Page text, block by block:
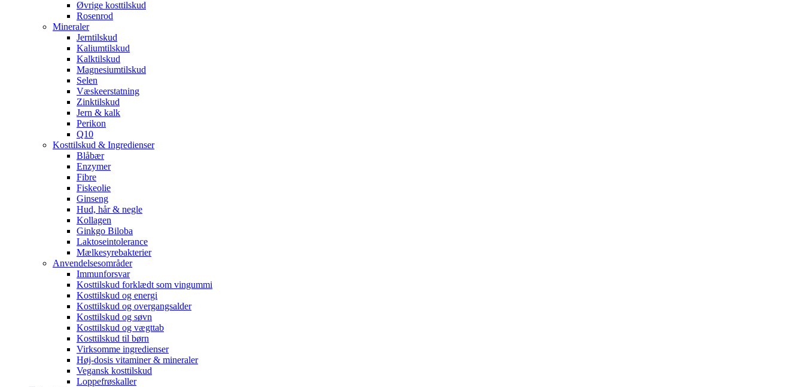
Øvrige kosttilskud
Rosenrod
Mineraler
Jerntilskud
Kaliumtilskud
Kalktilskud
Magnesiumtilskud
Selen
Væskeerstatning
Zinktilskud
Jern & kalk
Perikon
Q10
Kosttilskud & Ingredienser
Blåbær
Enzymer
Fibre
Fiskeolie
Ginseng
Hud, hår & negle
Kollagen
Ginkgo Biloba
Laktoseintolerance
Mælkesyrebakterier
Anvendelsesområder
Immunforsvar
Kosttilskud forklædt som vingummi
Kosttilskud og energi
Kosttilskud og overgangsalder
Kosttilskud og søvn
Kosttilskud og vægttab
Kosttilskud til børn
Virksomme ingredienser
Høj-dosis vitaminer & mineraler
Vegansk kosttilskud
Loppefrøskaller